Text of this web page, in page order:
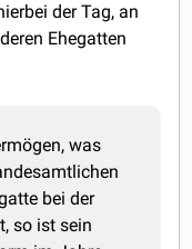
der Tag, an
Ehegatten
was
bei der
so ist sein